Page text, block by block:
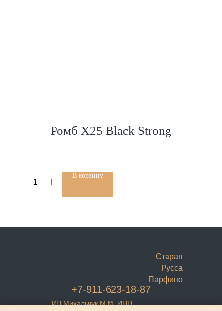
Ромб Х25 Black Strong
В корзину
Старая
Русса
Парфино
+7-911-623-18-87
ИП Михальчук М.М. ИНН